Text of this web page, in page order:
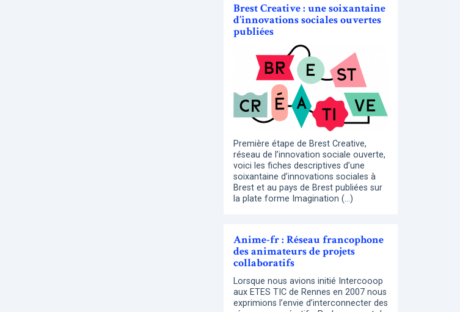
Brest Creative : une soixantaine
d’innovations sociales ouvertes
publiées
Première étape de Brest Creative,
réseau de l’innovation sociale ouverte,
voici les fiches descriptives d’une
soixantaine d’innovations sociales à
Brest et au pays de Brest publiées sur
la plate forme Imagination (…)
Anime-fr : Réseau francophone
des animateurs de projets
collaboratifs
Lorsque nous avions initié Intercooop
aux ETES TIC de Rennes en 2007 nous
exprimions l’envie d’interconnecter des